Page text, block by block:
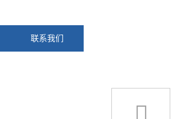
联系我们